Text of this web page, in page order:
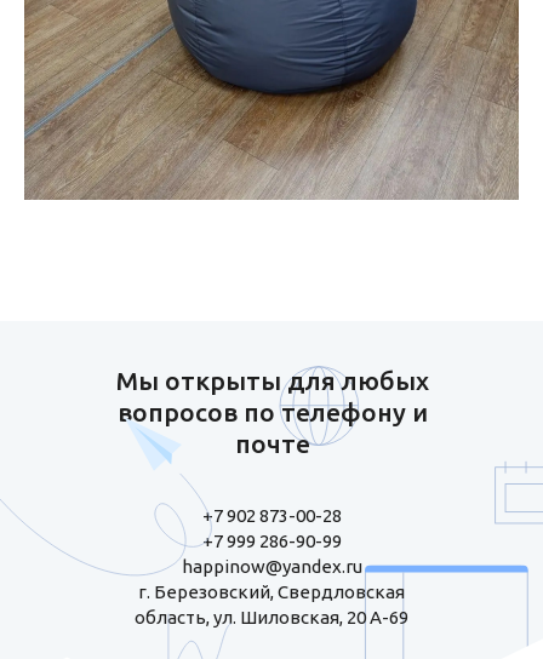
Мы открыты для любых
вопросов по телефону и
почте
+7 902 873-00-28
+7 999 286-90-99
happinow@yandex.ru
г. Березовский, Свердловская
область, ул. Шиловская, 20 А-69